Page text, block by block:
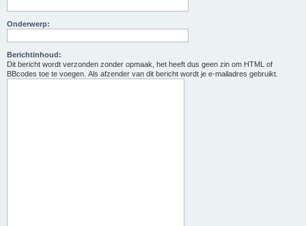
Onderwerp:
Berichtinhoud:
Dit bericht wordt verzonden zonder opmaak, het heeft dus geen zin om HTML of
BBcodes toe te voegen. Als afzender van dit bericht wordt je e-mailadres gebruikt.